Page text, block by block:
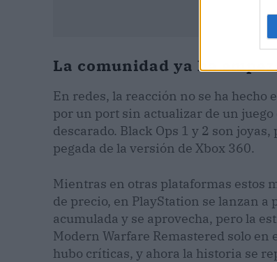
La comunidad ya ha
En redes, la reacción no se ha hecho
por un port sin actualizar de un juego
descarado. Black Ops 1 y 2 son
pegada de la versión de Xbox 360.
Mientras en otras plataformas estos
de precio, en PlayStation se lanzan
acumulada y se aprovecha, pero la
Modern Warfare Remastered solo
hubo críticas, y ahora la historia se